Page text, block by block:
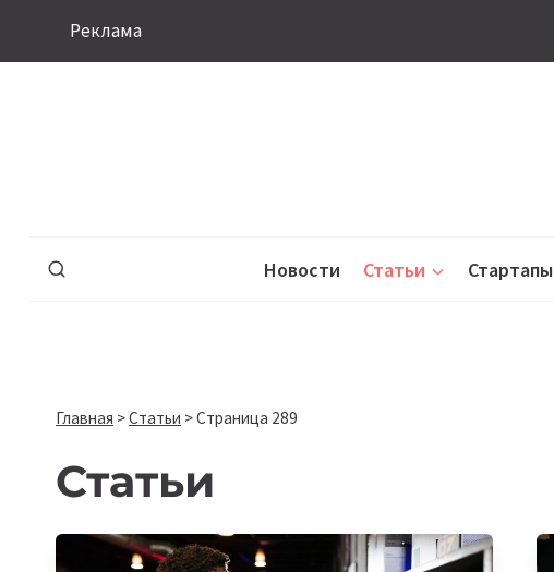
Реклама
Новости Статьи Стартапы
Главная >Статьи >Страница 289
Статьи